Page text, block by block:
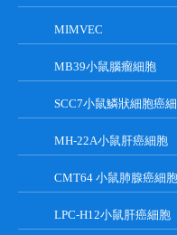
MIMVEC
MB39小鼠腦瘤細胞
SCC7小鼠鱗狀細胞癌
MH-22A小鼠肝癌細胞
CMT64 小鼠肺腺癌細
LPC-H12小鼠肝癌細胞